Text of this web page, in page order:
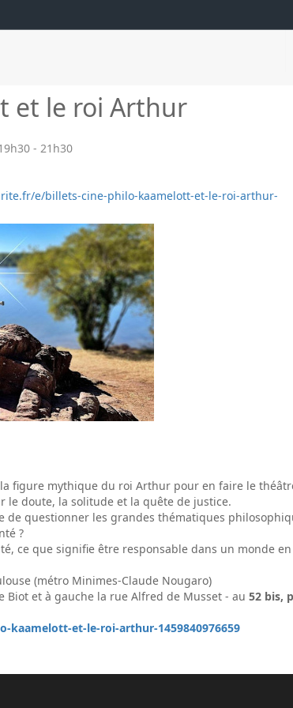
et le roi Arthur
- 21h30
e/billets-cine-philo-kaamelott-et-le-roi-arthur-
figure mythique du roi Arthur pour en faire le
doute, la solitude et la quête de justice.
de questionner les grandes thématiques
?
ce que signifie être responsable dans un monde
(métro Minimes-Claude Nougaro)
et à gauche la rue Alfred de Musset - au 52 bis,
et-le-roi-arthur-1459840976659